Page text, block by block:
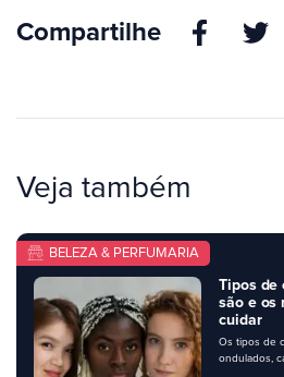
Compartilhe
Veja também
Tipos de
são e os
cuidar
Os tipos de
ondulados,
BELEZA & PERFUMARIA